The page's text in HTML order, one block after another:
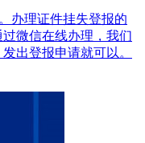
办理证件挂失登报的
微信在线办理，我们
出登报申请就可以。